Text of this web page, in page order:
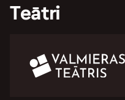
Teātri